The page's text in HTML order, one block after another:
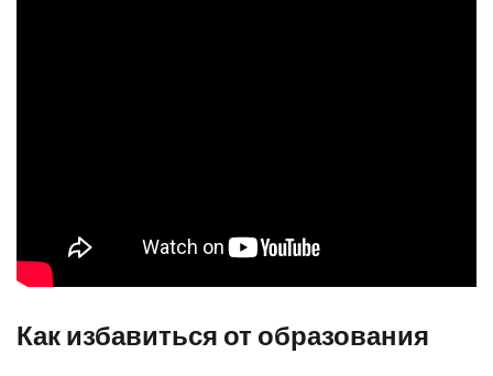
Как избавиться от образования